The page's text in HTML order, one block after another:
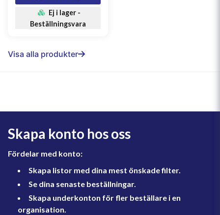
Ej i lager -
Beställningsvara
Visa alla produkter
Skapa konto hos oss
Fördelar med konto:
Skapa listor med dina mest önskade filter.
Se dina senaste beställningar.
Skapa underkonton för fler beställare i en
organisation.